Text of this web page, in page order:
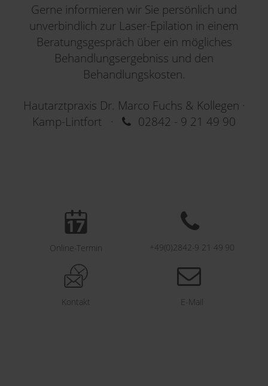
Gerne informieren wir Sie persönlich und
unverbindlich zur Laser-Epilation in einem
Beratungsgespräch über ein mögliches
Behandlungsergebniss und den
Behandlungskosten.
Hautarztpraxis Dr. Marco Fuchs & Kollegen ·
Kamp-Lintfort ·
02842 - 9 21 49 90
Online-Termin +49(0)2842-9 21 49 90
Kontakt E-Mail